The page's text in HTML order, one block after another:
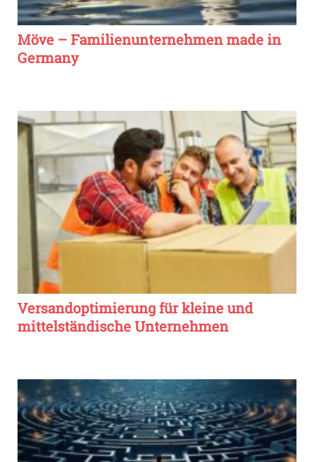
Möve – Familienunternehmen made in
Germany
Versandoptimierung für kleine und
mittelständische Unternehmen